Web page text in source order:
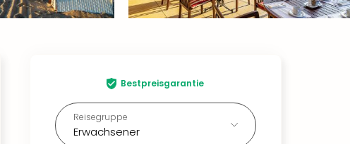
Bestpreisgarantie
Reisegruppe
Erwachsener